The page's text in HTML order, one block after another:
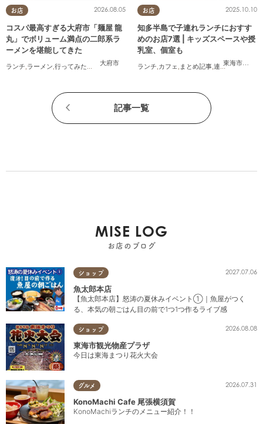
お店
大府市
2026.08.05
コスパ最高すぎる大府市「麺屋 龍
丸」でボリューム満点の二郎系ラ
ーメンを堪能してきた
ランチ ラーメン 行ってみたレポ ,おひとりさま,コスパ抜群
お店
東海市
,大府
2025.10.10
知多半島で子連れランチにおすす
めのお店7選 | キッズスペースや授
乳室、個室も
ランチ カフェ まとめ記事 連載 ,親子 個室
記事一覧
MISE LOG
お店のブログ
ショップ 2027.07.06
魚太郎本店
【魚太郎本店】怒涛の夏休みイベント①｜魚屋がつく
る、本気の朝ごはん目の前で1つ1つ作るライブ感
ショップ 2026.08.08
東海市観光物産プラザ
今日は東海まつり花火大会
グルメ 2026.07.31
KonoMachi Cafe 尾張横須賀
KonoMachiランチのメニュー紹介！！